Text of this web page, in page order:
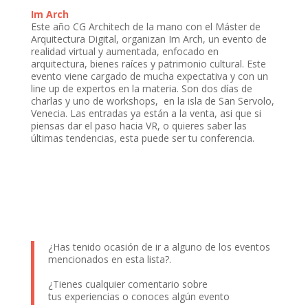
Im Arch
Este año CG Architech de la mano con el Máster de
Arquitectura Digital, organizan Im Arch, un evento de
realidad virtual y aumentada, enfocado en
arquitectura, bienes raíces y patrimonio cultural. Este
evento viene cargado de mucha expectativa y con un
line up de expertos en la materia. Son dos días de
charlas y uno de workshops, en la isla de San Servolo,
Venecia. Las entradas ya están a la venta, asi que si
piensas dar el paso hacia VR, o quieres saber las
últimas tendencias, esta puede ser tu conferencia.
¿Has tenido ocasión de ir a alguno de los eventos
mencionados en esta lista?.
¿Tienes cualquier comentario sobre
tus experiencias o conoces algún evento